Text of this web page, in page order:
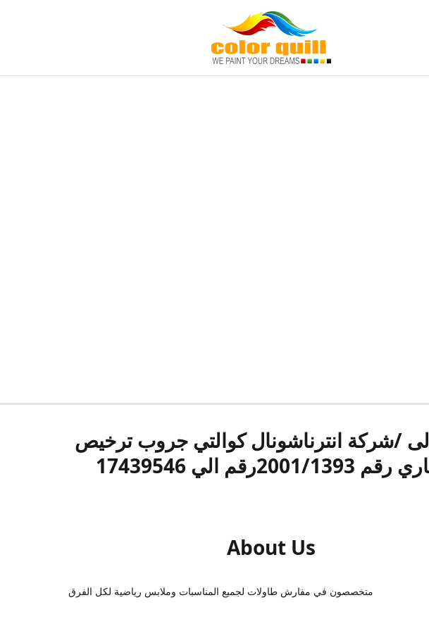
/شركة انترناشونال كوالتي جروب ترخيص
2001/1393رقم الي 17439546
About Us
متخصصون في مفارش طاولات لجميع المناسبات وملابس رياضية لكل الفرق